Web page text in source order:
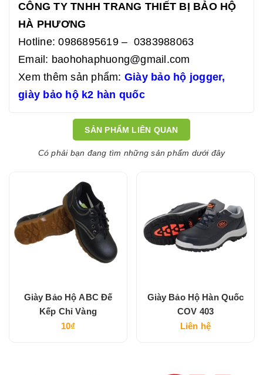
CÔNG TY TNHH TRANG THIẾT BỊ BẢO HỘ
HÀ PHƯƠNG
Hotline: 0986895619 – 0383988063
Email: baohohaphuong@gmail.com
Xem thêm sản phẩm: Giày bảo hộ jogger,
giày bảo hộ k2 hàn quốc
SẢN PHẨM LIÊN QUAN
Có phải bạn đang tìm những sản phẩm dưới đây
Giày Bảo Hộ ABC Đế
Kếp Chỉ Vàng
10₫
Giày Bảo Hộ Hàn Quốc
COV 403
Liên hệ